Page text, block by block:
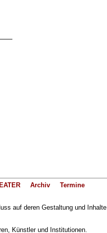
Archiv
Termine
auf deren Gestaltung und Inhalte
Künstler und Institutionen.